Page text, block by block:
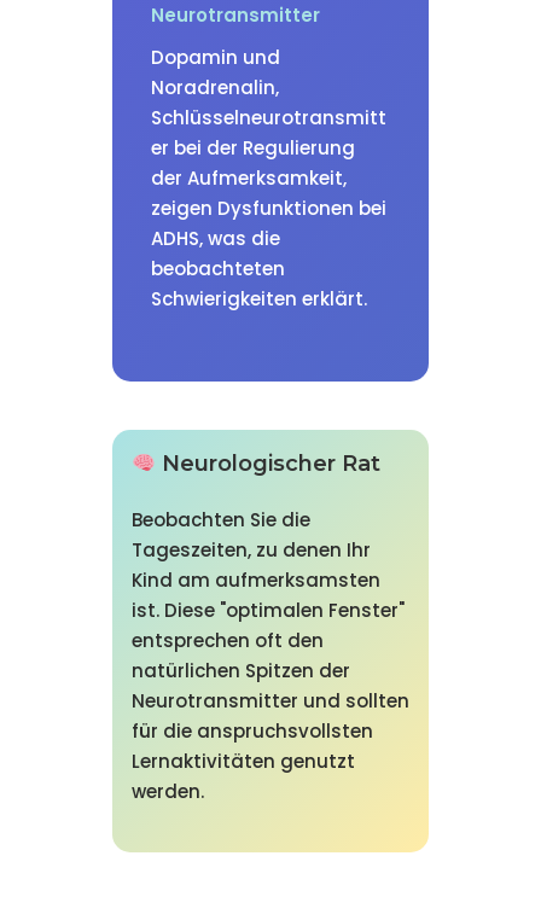
Neurotransmitter
Dopamin und
Noradrenalin,
Schlüsselneurotransmitt
er bei der Regulierung
der Aufmerksamkeit,
zeigen Dysfunktionen bei
ADHS, was die
beobachteten
Schwierigkeiten erklärt.
Neurologischer Rat
Beobachten Sie die
Tageszeiten, zu denen Ihr
Kind am aufmerksamsten
ist. Diese "optimalen Fenster"
entsprechen oft den
natürlichen Spitzen der
Neurotransmitter und sollten
für die anspruchsvollsten
Lernaktivitäten genutzt
werden.